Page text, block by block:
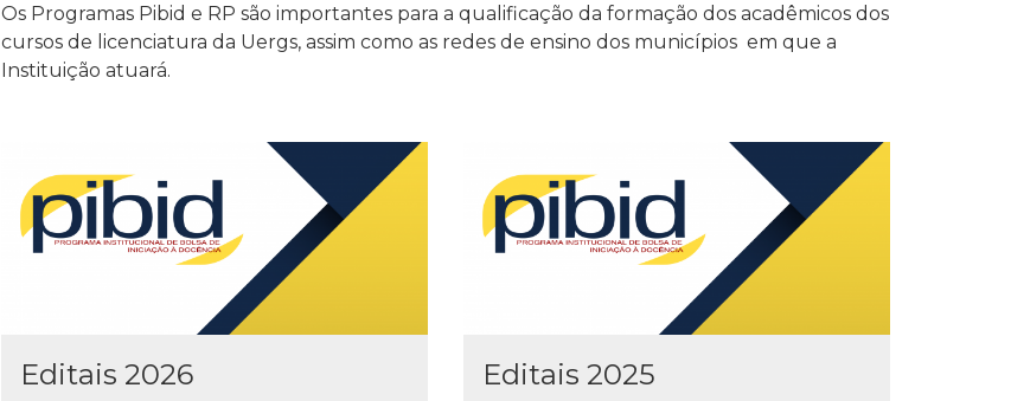
Os Programas Pibid e RP são importantes para a qualificação da formação dos acadêmicos dos
cursos de licenciatura da Uergs, assim como as redes de ensino dos municípios em que a
Instituição atuará.
Editais 2026 Editais 2025